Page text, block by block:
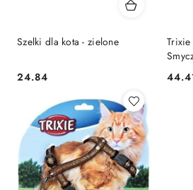
Szelki dla kota - zielone
Cena:
24.84